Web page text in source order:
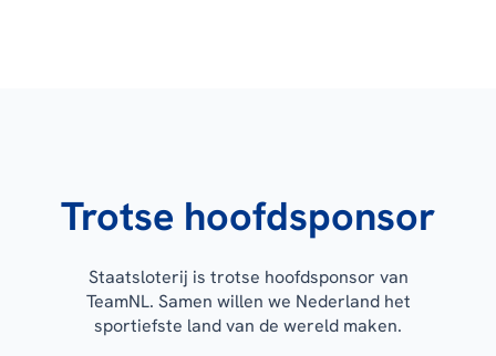
Trotse hoofdsponsor
Staatsloterij is trotse hoofdsponsor van
TeamNL. Samen willen we Nederland het
sportiefste land van de wereld maken.